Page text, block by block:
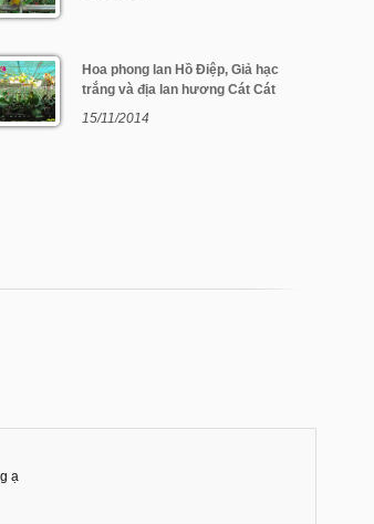
Hoa phong lan Hồ Điệp, Giả hạc
trắng và địa lan hương Cát Cát
15/11/2014
ạ